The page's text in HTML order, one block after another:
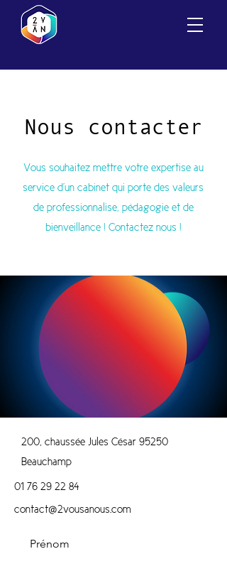
Nous contacter
Vous souhaitez mettre votre expertise au
service d'un cabinet qui porte des valeurs
de professionnalise, pédagogie et de
bienveillance ! Contactez nous !
200, chaussée Jules César 95250
Beauchamp
01 76 29 22 84
contact@2vousanous.com
Prénom